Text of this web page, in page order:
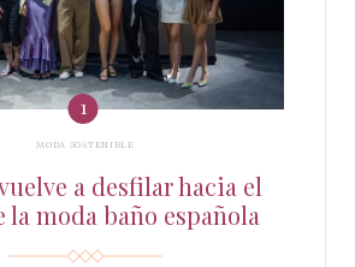
MODA SOSTENIBLE
a desfilar hacia el
moda baño española